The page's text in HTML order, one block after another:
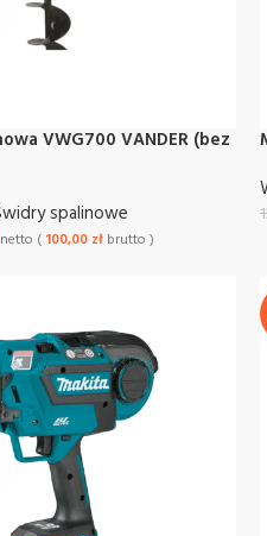
VWG700 VANDER (bez
spalinowe
netto ( 100,00 zł brutto )